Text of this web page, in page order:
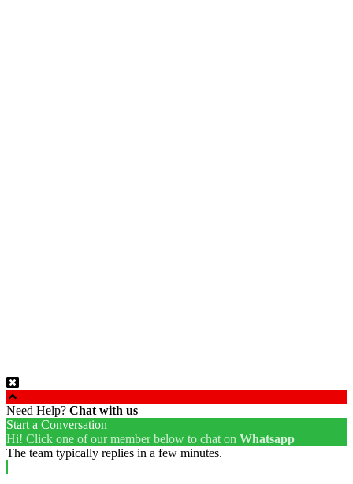
Need Help? Chat with us
Start a Conversation
Hi! Click one of our member below to chat on Whatsapp
The team typically replies in a few minutes.